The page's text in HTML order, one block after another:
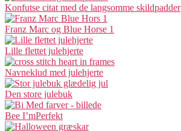
Konfutse citat med de langsomme skildpadder
Franz Marc og Blue Horse 1
Lille flettet julehjerte
Navneklud med julehjerte
Den store julebuk
Bee I’mPerfekt